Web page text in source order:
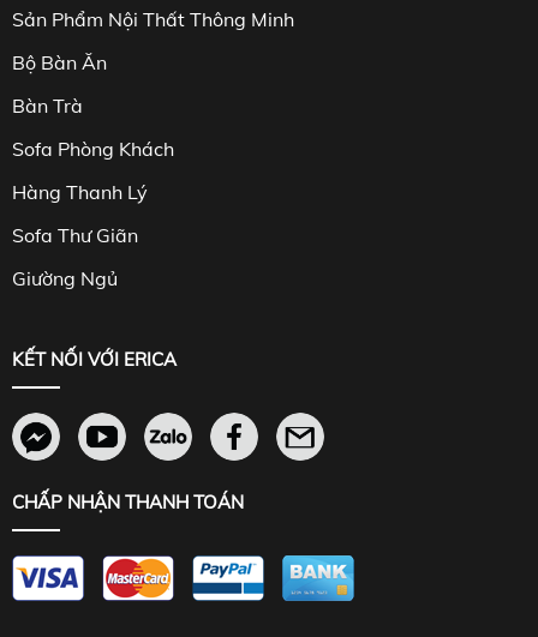
Sản Phẩm Nội Thất Thông Minh
Bộ Bàn Ăn
Bàn Trà
Sofa Phòng Khách
Hàng Thanh Lý
Sofa Thư Giãn
Giường Ngủ
KẾT NỐI VỚI ERICA
CHẤP NHẬN THANH TOÁN